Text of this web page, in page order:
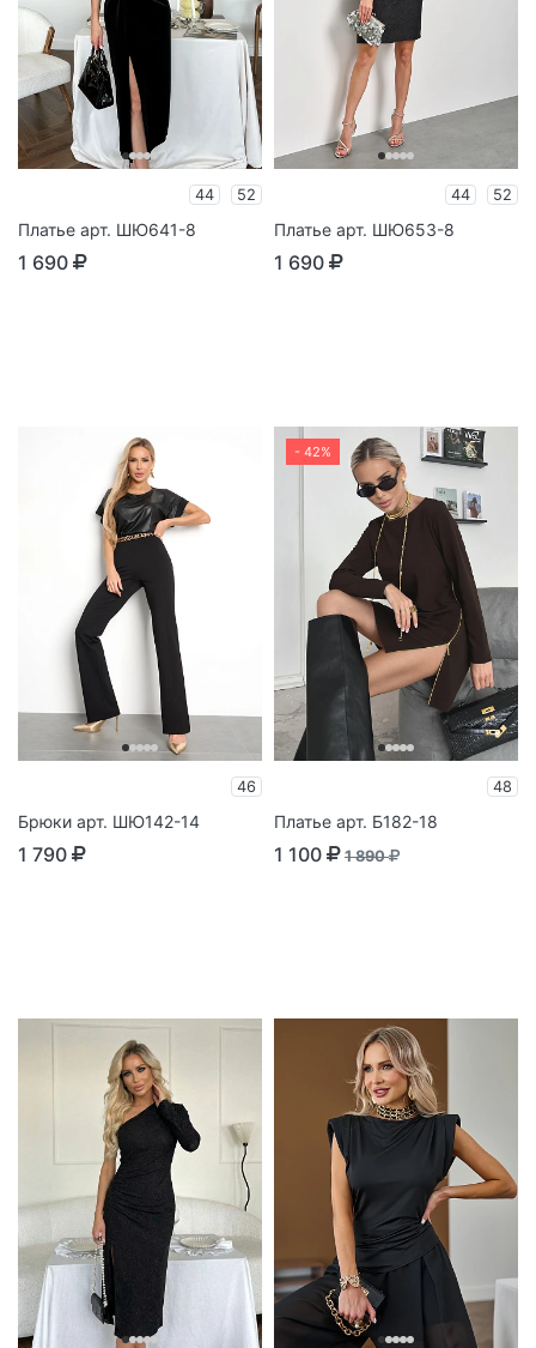
44 52
Платье арт. ШЮ641-8
1 690
44 52
Платье арт. ШЮ653-8
1 690
46
Брюки арт. ШЮ142-14
1 790
- 42%
48
Платье арт. Б182-18
1 100 1 890